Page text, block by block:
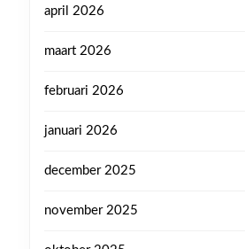
april 2026
maart 2026
februari 2026
januari 2026
december 2025
november 2025